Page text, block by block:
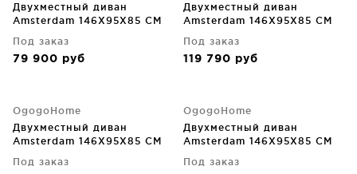
Двухместный диван
Amsterdam 146X95X85 CM
Под заказ
79 900 руб
Двухместный диван
Amsterdam 146X95X85 CM
Под заказ
119 790 руб
OgogoHome
Двухместный диван
Amsterdam 146X95X85 CM
Под заказ
OgogoHome
Двухместный диван
Amsterdam 146X95X85 CM
Под заказ